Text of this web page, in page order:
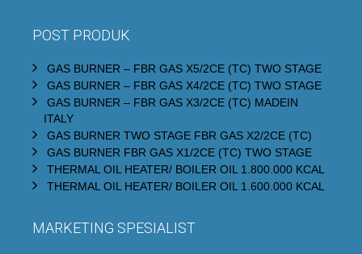
POST PRODUK
GAS BURNER – FBR GAS X5/2CE (TC) TWO STAGE
GAS BURNER – FBR GAS X4/2CE (TC) TWO STAGE
GAS BURNER – FBR GAS X3/2CE (TC) MADEIN
ITALY
GAS BURNER TWO STAGE FBR GAS X2/2CE (TC)
GAS BURNER FBR GAS X1/2CE (TC) TWO STAGE
THERMAL OIL HEATER/ BOILER OIL 1.800.000 KCAL
THERMAL OIL HEATER/ BOILER OIL 1.600.000 KCAL
MARKETING SPESIALIST